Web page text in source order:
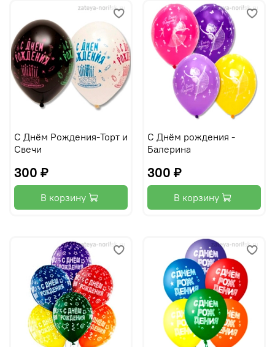
С Днём Рождения-Торт и
Свечи
300 ₽
В корзину
С Днём рождения -
Балерина
300 ₽
В корзину